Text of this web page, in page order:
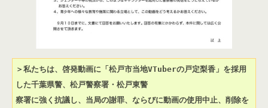
＞私たちは、啓発動画に「松戸市当地VTuberの戸定梨香」を採用
した千葉県警、松戸警察署・松戸東警
察署に強く抗議し、当局の謝罪、ならびに動画の使用中止、削除を